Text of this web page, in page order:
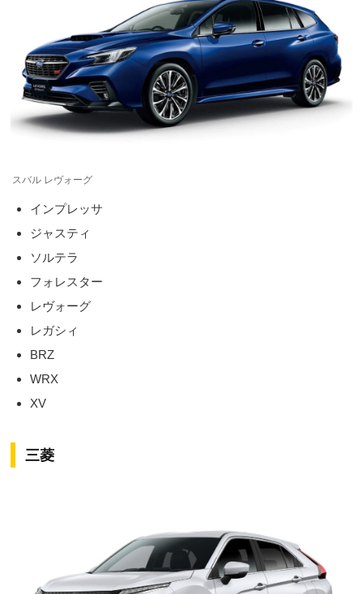
スバル レヴォーグ
インプレッサ
ジャスティ
ソルテラ
フォレスター
レヴォーグ
レガシィ
BRZ
WRX
XV
三菱